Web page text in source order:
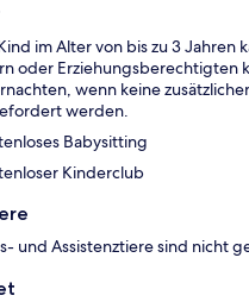
im Alter von bis zu 3 Jahren
oder Erziehungsberechtigten
wenn keine
werden.
Babysitting
Kinderclub
und Assistenztiere sind nicht